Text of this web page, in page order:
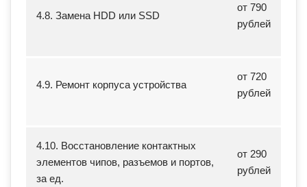
4.8. Замена HDD или SSD
от 790
рублей
4.9. Ремонт корпуса устройства
от 720
рублей
4.10. Восстановление контактных
элементов чипов, разъемов и портов,
за ед.
от 290
рублей